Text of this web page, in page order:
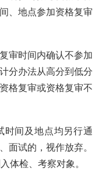
、地点参加资格复审
审时间内确认不参加
分办法从高分到低分
格复审或资格复审不
时间及地点均另行通
面试的，视作放弃。
体检、考察对象。